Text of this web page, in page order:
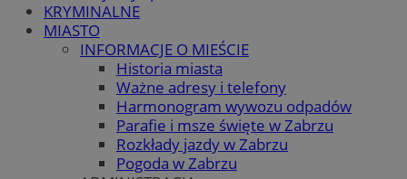
KRYMINALNE
MIASTO
INFORMACJE O MIEŚCIE
Historia miasta
Ważne adresy i telefony
Harmonogram wywozu odpadów
Parafie i msze święte w Zabrzu
Rozkłady jazdy w Zabrzu
Pogoda w Zabrzu